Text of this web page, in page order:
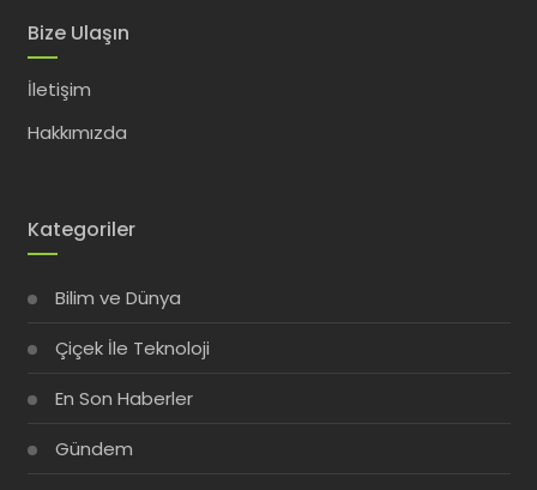
Bize Ulaşın
İletişim
Hakkımızda
Kategoriler
Bilim ve Dünya
Çiçek İle Teknoloji
En Son Haberler
Gündem